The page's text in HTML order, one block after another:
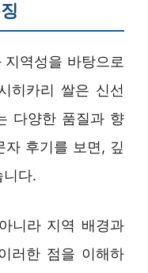
지역성을 바탕으로
히카리 쌀은 신선
다양한 품질과 향
자 후기를 보면, 깊
니다.
니라 지역 배경과
러한 점을 이해하